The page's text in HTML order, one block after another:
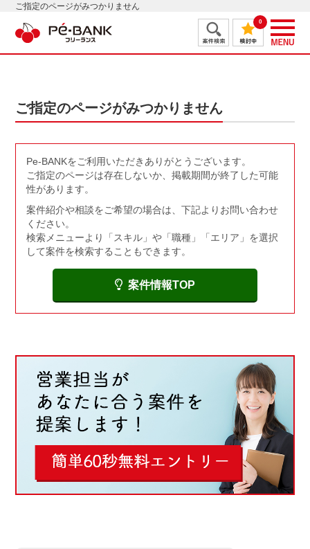
ご指定のページがみつかりません
0
ご指定のページがみつかりません
Pe-BANKをご利用いただきありがとうございます。
ご指定のページは存在しないか、掲載期間が終了した可能
性があります。
案件紹介や相談をご希望の場合は、下記よりお問い合わせ
ください。
検索メニューより「スキル」や「職種」「エリア」を選択
して案件を検索することもできます。
案件情報TOP